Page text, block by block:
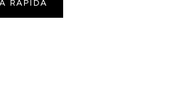
RÁPIDA